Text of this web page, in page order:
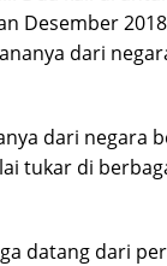
Desember
dari
dari negara
tukar di
datang dari